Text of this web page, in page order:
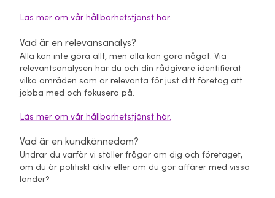
Läs mer om vår hållbarhetstjänst här.
Vad är en relevansanalys?
Alla kan inte göra allt, men alla kan göra något. Via
relevantsanalysen har du och din rådgivare identifierat
vilka områden som är relevanta för just ditt företag att
jobba med och fokusera på.
Läs mer om vår hållbarhetstjänst här.
Vad är en kundkännedom?
Undrar du varför vi ställer frågor om dig och företaget,
om du är politiskt aktiv eller om du gör affärer med vissa
länder?